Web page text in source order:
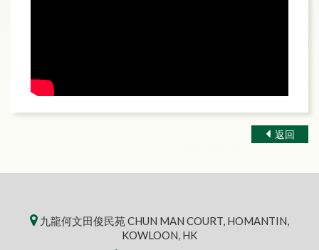
返回
九龍何文田俊民苑 CHUN MAN COURT, HOMANTIN,
KOWLOON, HK